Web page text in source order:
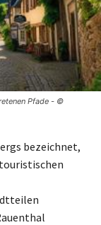
Pfade - ©
bezeichnet,